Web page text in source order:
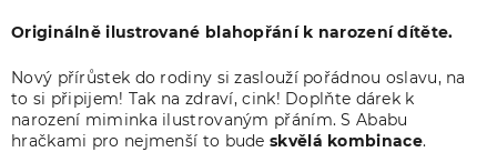
Originálně ilustrované blahopřání k narození dítěte.
Nový přírůstek do rodiny si zaslouží pořádnou oslavu, na
to si připijem! Tak na zdraví, cink! Doplňte dárek k
narození miminka ilustrovaným přáním. S Ababu
hračkami pro nejmenší to budeskvělá kombinace.